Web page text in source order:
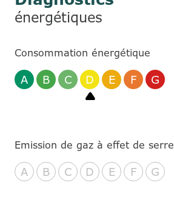
énergétiques
Consommation énergétique
A B C D E F G
Emission de gaz à effet de serre
A B C D E F G